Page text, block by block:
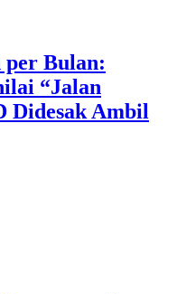
Bulan:
“Jalan
Didesak Ambil